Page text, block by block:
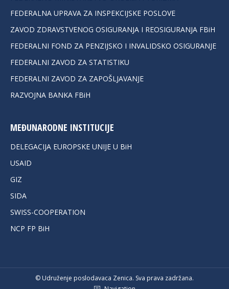
FEDERALNA UPRAVA ZA INSPEKCIJSKE POSLOVE
ZAVOD ZDRAVSTVENOG OSIGURANJA I REOSIGURANJA FBiH
FEDERALNI FOND ZA PENZIJSKO I INVALIDSKO OSIGURANJE
FEDERALNI ZAVOD ZA STATISTIKU
FEDERALNI ZAVOD ZA ZAPOŠLJAVANJE
RAZVOJNA BANKA FBiH
MEĐUNARODNE INSTITUCIJE
DELEGACIJA EUROPSKE UNIJE U BiH
USAID
GIZ
SIDA
SWISS-COOPERATION
NCP FP BiH
© Udruženje poslodavaca Zenica. Sva prava zadržana.